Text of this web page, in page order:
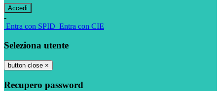
-
Entra con SPID Entra con CIE
Seleziona utente
button close ×
Recupero password